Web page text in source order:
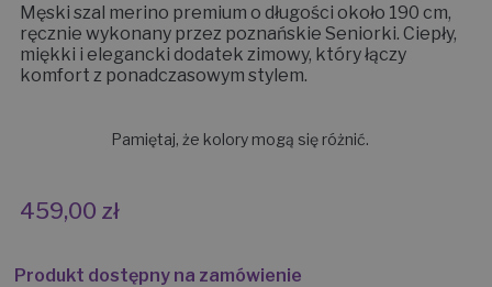
Męski szal merino premium o długości około 190 cm,
ręcznie wykonany przez poznańskie Seniorki. Ciepły,
miękki i elegancki dodatek zimowy, który łączy
komfort z ponadczasowym stylem.
Pamiętaj, że kolory mogą się różnić.
459,00 zł
Produkt dostępny na zamówienie